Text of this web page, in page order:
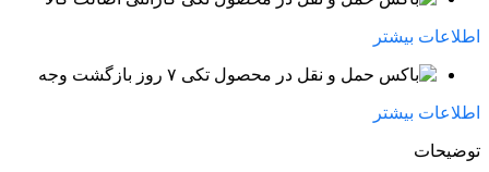
اطلاعات بیشتر
۷ روز بازگشت وجه
اطلاعات بیشتر
توضیحات